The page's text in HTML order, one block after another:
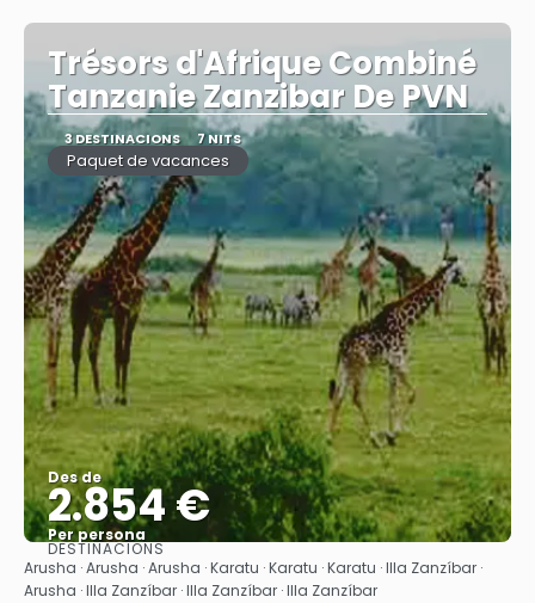
Trésors d'Afrique Combiné
Tanzanie Zanzibar De PVN
3 DESTINACIONS 7 NITS
Paquet de vacances
Des de
2.854 €
Per persona
Veure
DESTINACIONS
Arusha · Arusha · Arusha · Karatu · Karatu · Karatu · Illa Zanzíbar ·
Arusha · Illa Zanzíbar · Illa Zanzíbar · Illa Zanzíbar